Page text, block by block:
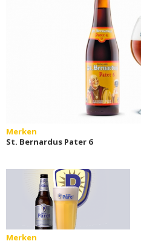
Merken
St. Bernardus Pater 6
Merken